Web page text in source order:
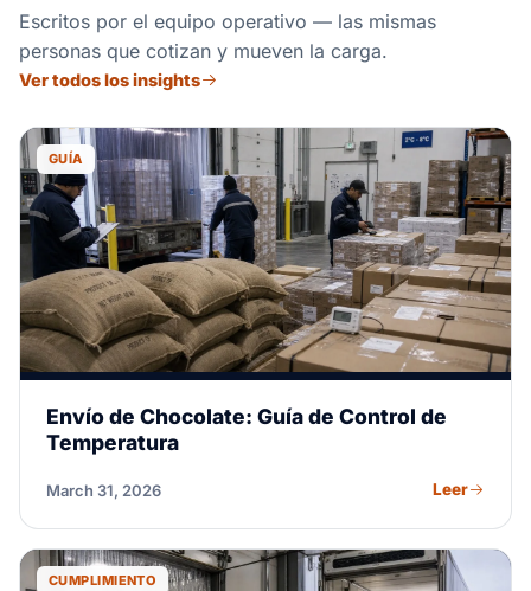
Escritos por el equipo operativo — las mismas
personas que cotizan y mueven la carga.
Ver todos los insights
GUÍA
Envío de Chocolate: Guía de Control de
Temperatura
March 31, 2026 Leer
CUMPLIMIENTO